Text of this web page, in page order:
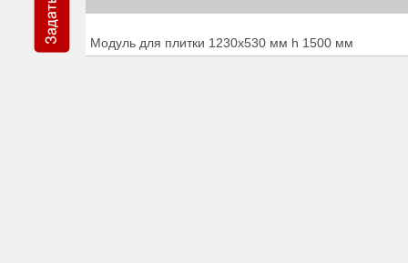
Модуль для плитки 1230х530 мм h 1500 мм